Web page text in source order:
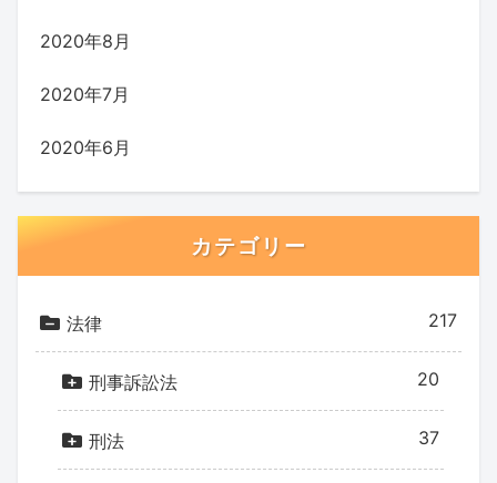
2020年8月
2020年7月
2020年6月
カテゴリー
法律 217
刑事訴訟法 20
刑法 37